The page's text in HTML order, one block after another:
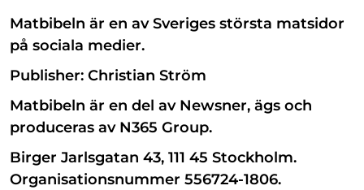
Matbibeln är en av Sveriges största matsidor
på sociala medier.
Publisher: Christian Ström
Matbibeln är en del av Newsner, ägs och
produceras av N365 Group.
Birger Jarlsgatan 43, 111 45 Stockholm.
Organisationsnummer 556724-1806.